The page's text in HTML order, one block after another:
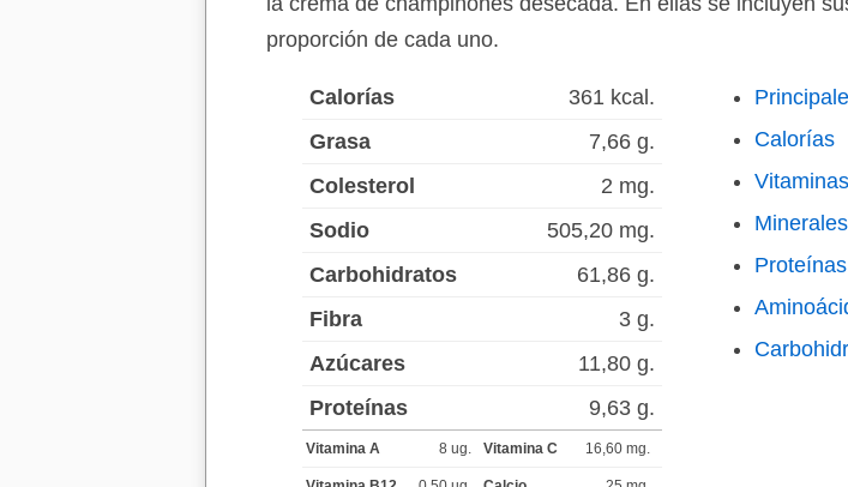
proporción de cada uno.
Calorías
361 kcal.
Grasa
7,66 g.
Colesterol
2 mg.
Sodio
505,20 mg.
Carbohidratos
61,86 g.
Fibra
3 g.
Azúcares
11,80 g.
Proteínas
9,63 g.
Vitamina A 8 ug. Vitamina C 16,60 mg.
Calorías
Vitaminas
Minerales
Proteínas